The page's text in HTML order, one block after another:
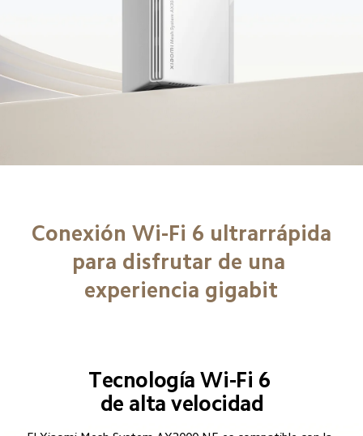
Conexión Wi-Fi 6 ultrarrápida
para disfrutar de una
experiencia gigabit
Tecnología Wi-Fi 6
de alta velocidad